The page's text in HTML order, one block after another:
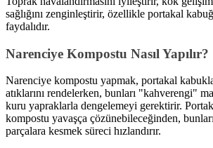
sağlığını zenginleştirir, özellikle portakal
faydalıdır.
Narenciye Kompostu Nasıl Yapılır?
Narenciye kompostu yapmak, portakal
atıklarını rendelerken, bunları "kahverengi"
kuru yapraklarla dengelemeyi gerektirir.
kompostu yavaşça çözünebileceğinden,
parçalara kesmek süreci hızlandırır.